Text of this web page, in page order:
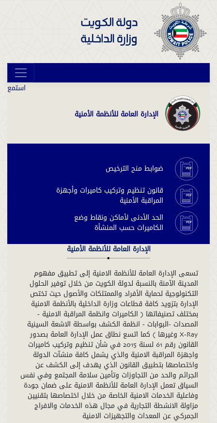
استمع
الإدارة العامة للأنظمة الأمنية
ضوابط منح الترخيص
قانون تنظيم وتركيب كاميرات وأجهزة
المراقبة الأمنية
الحد الأدنى لأماكن ونقاط وضع
الكاميرات حسب المنشأة
الإدارة العامة للأنظمة الأمنية
تسعى الإدارة العامة للأنظمة الامنية إلى تطبيق مفهوم
المدينة الآمنة بالنسبة لدولة الكويت من خلال توفير الحلول
التكنولوجية لحماية الأفراد والممتلكات والأصول حيث تختص
الإدارة بتزويد كافة قطاعات وزارة الداخلية بالأنظمة الامنية
بمختلف تصنيفاتها ) الكاميرات وانظمة المراقبة الامنية -
المصدات -البوابات - انظمة الكشف بواسطة الاشعة السينية
X-Ray وغيرها ( كما اتسع نطاق عمل الإدارة العامة بصدور
القانون رقم 61 لسنة 2015 في شأن تنظيم وتركيب كاميرات
واجهزة المراقبة الامنية والذي يشمل كافة منشآت الدولة
واختصاصها بتطبيق القانون الذي يهدف إلى الكشف عن
الجرائم والحد من التجاوزات وتأمين سلامة المجتمع وفي نفس
السياق تعمل الإدارة العامة للأنظمة الامنية على ضمان جودة
وفاعلية الخدمات الامنية الخاصة من خلال اختصاصها بتقنيين
مزاولة الانشطة التجارية في مجال هذه الخدمات والافراج
الجمركي عن المعدات والتجهيزات الامنية